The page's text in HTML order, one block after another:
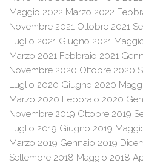
Maggio 2022 Marzo 2022
Novembre 2021 Ottobre 2021
Luglio 2021 Giugno 2021
Marzo 2021 Febbraio 2021
Novembre 2020 Ottobre 2020
Luglio 2020 Giugno 2020
Marzo 2020 Febbraio 2020
Novembre 2019 Ottobre 2019
Luglio 2019 Giugno 2019
Marzo 2019 Gennaio 2019
Settembre 2018 Maggio 2018